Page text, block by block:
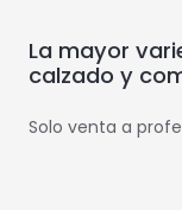
La mayor
calzado y
Solo venta a